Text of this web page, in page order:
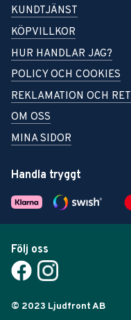
KUNDTJÄNST
KÖPVILLKOR
HUR HANDLAR JAG?
POLICY OCH COOKIES
REKLAMATION OCH
OM OSS
MINA SIDOR
Handla tryggt
Följ oss
© 2023 Ljudfront AB